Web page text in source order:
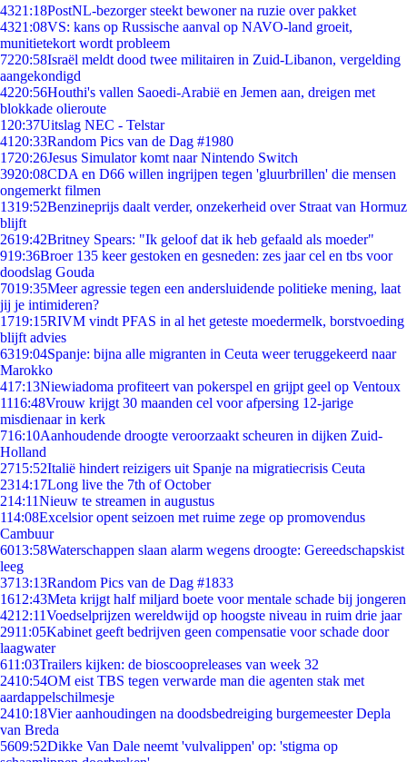
4321:18PostNL-bezorger steekt bewoner na ruzie over pakket
4321:08VS: kans op Russische aanval op NAVO-land groeit,
munitietekort wordt probleem
7220:58Israël meldt dood twee militairen in Zuid-Libanon, vergelding
aangekondigd
4220:56Houthi's vallen Saoedi-Arabië en Jemen aan, dreigen met
blokkade olieroute
1 20:37Uitslag NEC - Telstar
41 20:33Random Pics van de Dag #1980
1720:26Jesus Simulator komt naar Nintendo Switch
3920:08CDA en D66 willen ingrijpen tegen 'gluurbrillen' die mensen
ongemerkt filmen
1319:52Benzineprijs daalt verder, onzekerheid over Straat van Hormuz
blijft
2619:42Britney Spears: "Ik geloof dat ik heb gefaald als moeder"
919:36Broer 135 keer gestoken en gesneden: zes jaar cel en tbs voor
doodslag Gouda
7019:35Meer agressie tegen een andersluidende politieke mening, laat
jij je intimideren?
1719:15RIVM vindt PFAS in al het geteste moedermelk, borstvoeding
blijft advies
6319:04Spanje: bijna alle migranten in Ceuta weer teruggekeerd naar
Marokko
417:13Niewiadoma profiteert van pokerspel en grijpt geel op Ventoux
1116:48Vrouw krijgt 30 maanden cel voor afpersing 12-jarige
misdienaar in kerk
716:10Aanhoudende droogte veroorzaakt scheuren in dijken Zuid-
Holland
2715:52Italië hindert reizigers uit Spanje na migratiecrisis Ceuta
2314:17Long live the 7th of October
214:11Nieuw te streamen in augustus
114:08Excelsior opent seizoen met ruime zege op promovendus
Cambuur
6013:58Waterschappen slaan alarm wegens droogte: Gereedschapskist
leeg
3713:13Random Pics van de Dag #1833
1612:43Meta krijgt half miljard boete voor mentale schade bij jongeren
4212:11Voedselprijzen wereldwijd op hoogste niveau in ruim drie jaar
2911:05Kabinet geeft bedrijven geen compensatie voor schade door
laagwater
611:03Trailers kijken: de bioscoopreleases van week 32
2410:54OM eist TBS tegen verwarde man die agenten stak met
aardappelschilmesje
2410:18Vier aanhoudingen na doodsbedreiging burgemeester Depla
van Breda
5609:52Dikke Van Dale neemt 'vulvalippen' op: 'stigma op